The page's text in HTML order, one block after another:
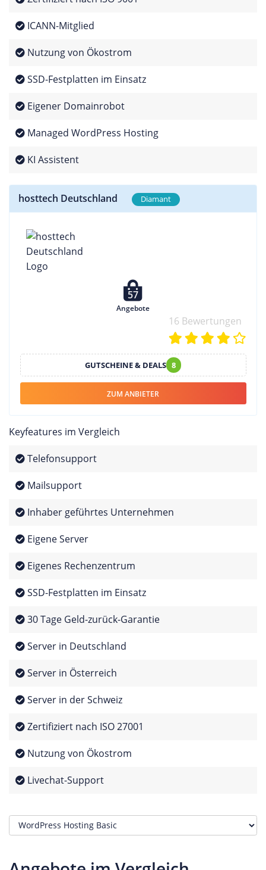
ICANN-Mitglied
Nutzung von Ökostrom
SSD-Festplatten im Einsatz
Eigener Domainrobot
Managed WordPress Hosting
KI Assistent
hosttech Deutschland Diamant
57
Angebote
16 Bewertungen
GUTSCHEINE & DEALS 8
ZUM ANBIETER
Keyfeatures im Vergleich
Telefonsupport
Mailsupport
Inhaber geführtes Unternehmen
Eigene Server
Eigenes Rechenzentrum
SSD-Festplatten im Einsatz
30 Tage Geld-zurück-Garantie
Server in Deutschland
Server in Österreich
Server in der Schweiz
Zertifiziert nach ISO 27001
Nutzung von Ökostrom
Livechat-Support